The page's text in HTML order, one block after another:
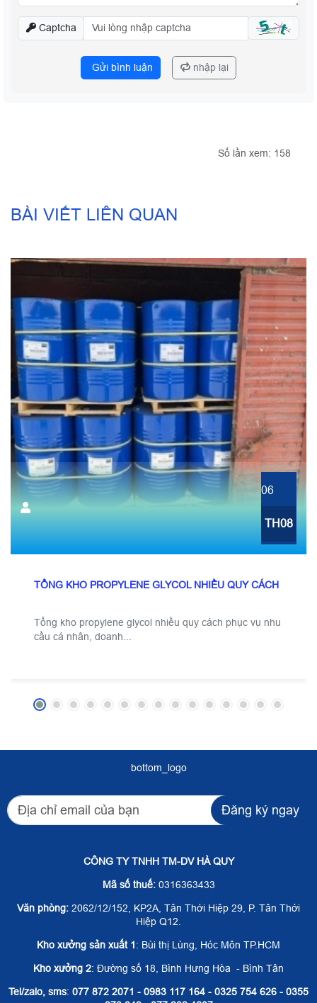
Captcha
Gửi bình luận nhập lại
Số lần xem: 158
BÀI VIẾT LIÊN QUAN
06
TH08
TỔNG KHO PROPYLENE GLYCOL NHIỀU QUY CÁCH
Tổng kho propylene glycol nhiều quy cách phục vụ nhu
cầu cá nhân, doanh...
bottom_logo
Đăng ký ngay
CÔNG TY TNHH TM-DV HÀ QUY
Mã số thuế:0316363433
Văn phòng: 2062/12/152, KP2A, Tân Thới Hiệp 29, P. Tân Thới
Hiệp Q12.
Kho xưởng sản xuất 1: Bùi thị Lùng, Hóc Môn TP.HCM
Kho xưởng 2: Đường số 18, Bình Hưng Hòa - Bình Tân
Tel/zalo, sms: 077 872 2071 - 0983 117 164 - 0325 754 626 - 0355